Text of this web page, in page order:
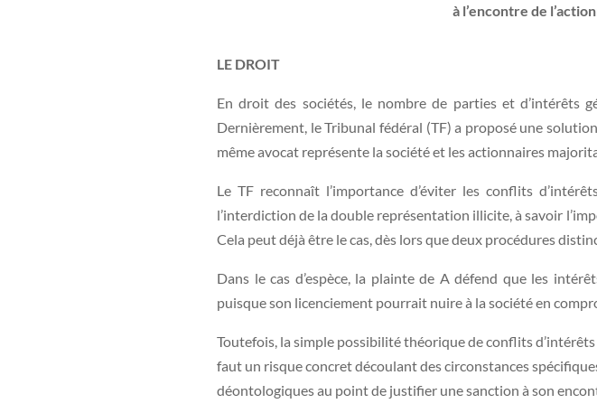
à l’encontre de
LE DROIT
En droit des sociétés, le nombre de parties et d’intérêts
Dernièrement, le Tribunal fédéral (TF) a proposé une
même avocat représente la société et les actionnaires
Le TF reconnaît l’importance d’éviter les conflits
l’interdiction de la double représentation illicite, à savoir
Cela peut déjà être le cas, dès lors que deux procédures
Dans le cas d’espèce, la plainte de A défend que les
puisque son licenciement pourrait nuire à la société en
Toutefois, la simple possibilité théorique de conflits
faut un risque concret découlant des circonstances
déontologiques au point de justifier une sanction à son